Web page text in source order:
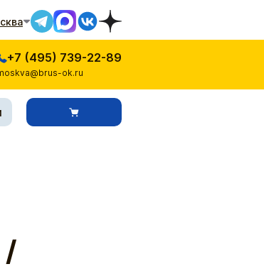
+7 (495) 739-22-89
ok.ru
/